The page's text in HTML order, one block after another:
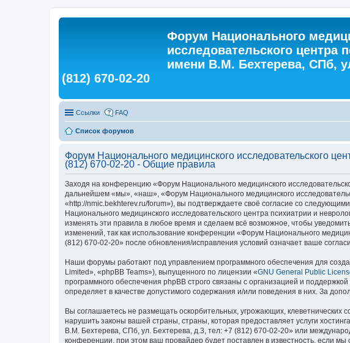
Форум Национального
исследовательского центра
имени В.М. Бехтерева, СПб,
(812) 670-02-20
Ссылки FAQ
Список форумов
Форум Национального медицинского исследовательского
(812) 670-02-20 - Общие правила
Заходя на конференцию «Форум Национального медицинского
дальнейшем «мы», «наш», «Форум Национального медицинского
«http://nmic.bekhterev.ru/forum»), вы подтверждаете своё согласие со
Национального медицинского исследовательского центра психиатрии и
изменять эти правила в любое время и сделаем всё возможное, чтобы
изменений, так как использование конференции «Форум Национального
(812) 670-02-20» после обновления/исправления условий означает ваше
Наши форумы работают под управлением программного обеспечения для
Limited», «phpBB Teams»), выпущенного по лицензии «GNU General Public
программного обеспечения phpBB строго связаны с организацией и
определяет в качестве допустимого содержания и/или поведения в них. За
Вы соглашаетесь не размещать оскорбительных, угрожающих,
нарушить законы вашей страны, страны, которая предоставляет услуги
В.М. Бехтерева, СПб, ул. Бехтерева, д.3, тел: +7 (812) 670-02-20» или
конференции, при этом ваш провайдер будет поставлен в известность, если